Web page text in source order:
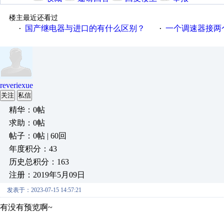
楼主最近还看过
·
国产继电器与进口的有什么区别？ · 一个调速器接两个吊扇
reveriexue
关注 私信
精华：0帖
求助：0帖
帖子：0帖 | 60回
年度积分：43
历史总积分：163
注册：2019年5月09日
发表于：2023-07-15 14:57:21
有没有预览啊~